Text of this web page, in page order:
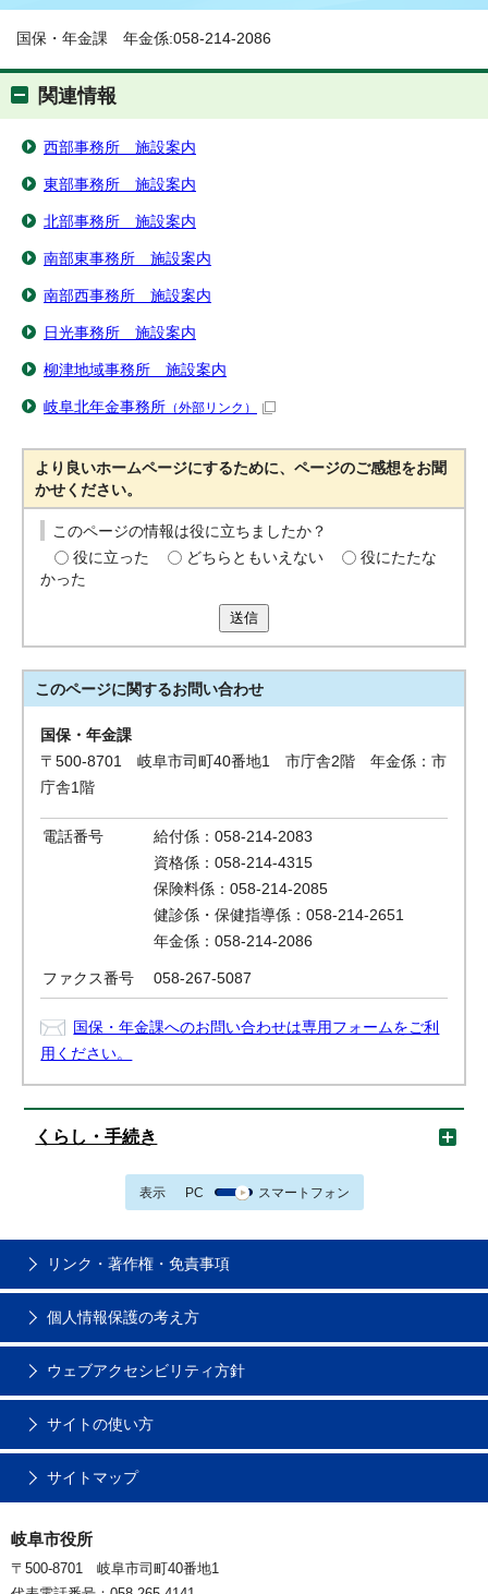
国保・年金課 年金係:058-214-2086
関連情報
西部事務所 施設案内
東部事務所 施設案内
北部事務所 施設案内
南部東事務所 施設案内
南部西事務所 施設案内
日光事務所 施設案内
柳津地域事務所 施設案内
岐阜北年金事務所 （外部リンク）
より良いホームページにするために、ページのご感想をお聞
かせください。
このページの情報は役に立ちましたか？
役に立った
どちらともいえない
役にたたな
かった
送信
このページに関するお問い合わせ
国保・年金課
〒500-8701 岐阜市司町40番地1 市庁舎2階 年金係：市
庁舎1階
電話番号
給付係：058-214-2083
資格係：058-214-4315
保険料係：058-214-2085
健診係・保健指導係：058-214-2651
年金係：058-214-2086
ファクス番号 058-267-5087
国保・年金課へのお問い合わせは専用フォームをご利
用ください。
くらし・手続き
表示 PC スマートフォン
リンク・著作権・免責事項
個人情報保護の考え方
ウェブアクセシビリティ方針
サイトの使い方
サイトマップ
岐阜市役所
〒500-8701 岐阜市司町40番地1